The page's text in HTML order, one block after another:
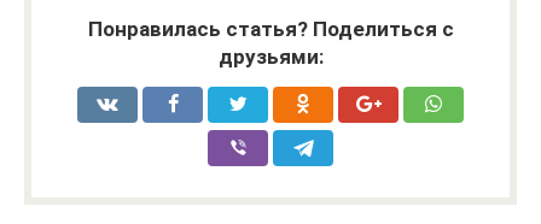
Понравилась статья? Поделиться с
друзьями: